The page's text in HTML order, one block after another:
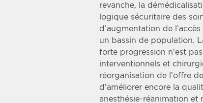
revanche, la
logique sécuritaire des
d’augmentation de
un bassin de population.
forte progression n’est
interventionnels et
réorganisation de l’offre
d’améliorer encore la
anesthésie-réanimation et